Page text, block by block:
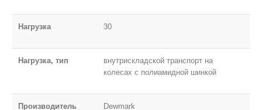
Нагрузка 30
Нагрузка, тип
внутрискладской транспорт на
колесах с полиамидной шинкой
Производитель Dewmark